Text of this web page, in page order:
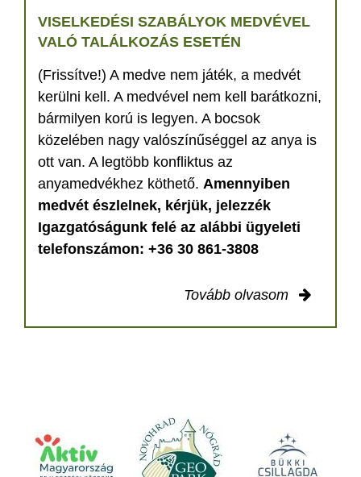
VISELKEDÉSI SZABÁLYOK MEDVÉVEL
VALÓ TALÁLKOZÁS ESETÉN
(Frissítve!) A medve nem játék, a medvét
kerülni kell. A medvével nem kell barátkozni,
bármilyen korú is legyen. A bocsok
közelében nagy valószínűséggel az anya is
ott van. A legtöbb konfliktus az
anyamedvékhez köthető. Amennyiben
medvét észlelnek, kérjük, jelezzék
Igazgatóságunk felé az alábbi ügyeleti
telefonszámon: +36 30 861-3808
Tovább olvasom